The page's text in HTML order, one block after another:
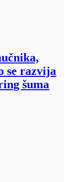
se razvija
šuma